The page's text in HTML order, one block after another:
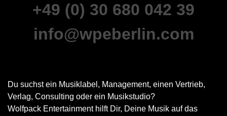
+49 (0) 30 680 042 39
info@wpeberlin.com
Du suchst ein Musiklabel, Management, einen Vertrieb,
Verlag, Consulting oder ein Musikstudio?
Wolfpack Entertainment hilft Dir, Deine Musik auf das